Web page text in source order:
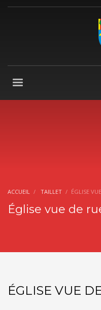
ACCUEIL TAILLET ÉGLISE
Église vue de
ÉGLISE VUE